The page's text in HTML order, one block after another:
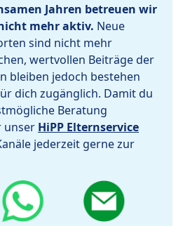
Jahren betreuen wir
mehr aktiv. Neue
sind nicht mehr
wertvollen Beiträge der
bleiben jedoch bestehen
dich zugänglich. Damit du
Beratung
unser HiPP Elternservice
jederzeit gerne zur